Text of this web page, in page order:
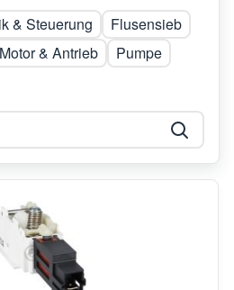
& Steuerung
Flusensieb
Motor & Antrieb
Pumpe